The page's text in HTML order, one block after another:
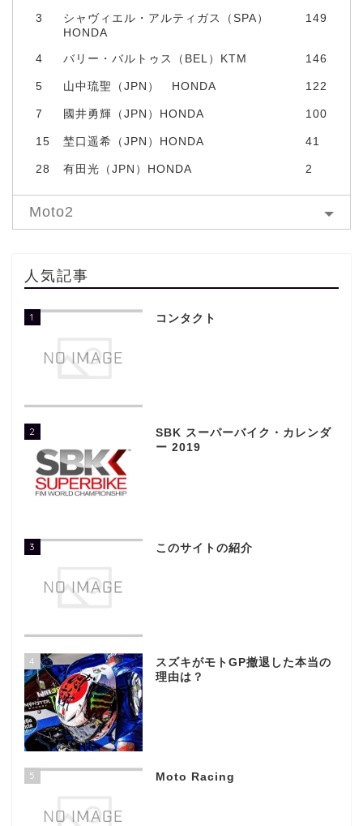
3
シャヴィエル・アルティガス（SPA）
HONDA
149
4 バリー・バルトゥス（BEL）KTM 146
5 山中琉聖（JPN） HONDA 122
7 國井勇輝（JPN）HONDA 100
15 埜口遥希（JPN）HONDA 41
28 有田光（JPN）HONDA 2
Moto2
人気記事
1 コンタクト
2
SBK スーパーバイク・カレンダ
ー 2019
3 このサイトの紹介
4
スズキがモトGP撤退した本当の
理由は？
5 Moto Racing